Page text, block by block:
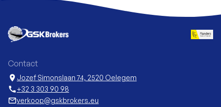
Contact
location_on Jozef Simonslaan 74, 2520 Oelegem
call+32 3 303 90 98
mail_outlineverkoop@gskbrokers.eu